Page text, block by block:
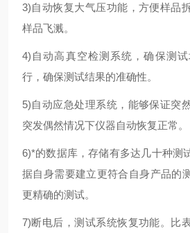
3)自动恢复大气压功能，方便样品
样品飞溅。
4)自动高真空检测系统，确保测
行，确保测试结果的准确性。
5)自动应急处理系统，能够保证突
突发偶然情况下仪器自动恢复正常。
6)*的数据库，存储有多达几十种测
据自身需要建立更符合自身产品的
更精确的测试。
7)断电后，测试系统恢复功能。比